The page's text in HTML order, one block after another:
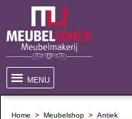
MENU
Home > Meubelshop > Antiek